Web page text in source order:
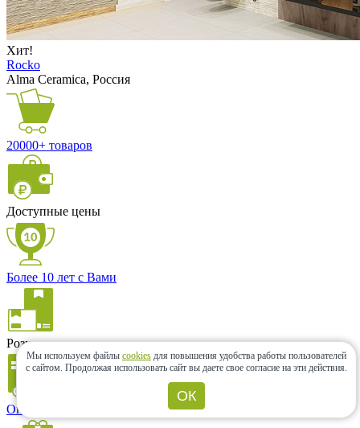
Хит!
Rocko
Alma Ceramica, Россия
20000+ товаров
Доступные цены
Более 10 лет с Вами
Розница и опт
Оперативная доставка
Мы используем файлы cookies для повышения удобства работы пользователей
с сайтом. Продолжая использовать сайт вы даете свое согласие на эти действия.
ОК